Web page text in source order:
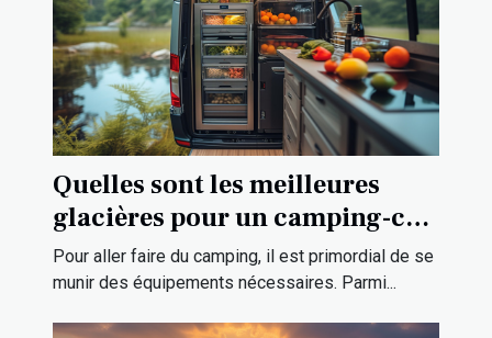
Quelles sont les meilleures
glacières pour un camping-car
?
Pour aller faire du camping, il est primordial de se
munir des équipements nécessaires. Parmi...